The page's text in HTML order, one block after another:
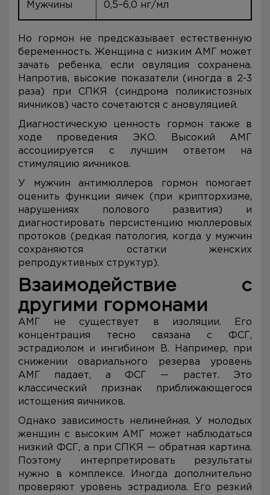
Мужчины 0,5–6,0 нг/мл
Но гормон не предсказывает естественную
беременность. Женщина с низким АМГ может
зачать ребенка, если овуляция сохранена.
Напротив, высокие показатели (иногда в 2-3
раза) при СПКЯ (синдрома поликистозных
яичников) часто сочетаются с ановуляцией.
Диагностическую ценность гормон также в
ходе проведения ЭКО. Высокий АМГ
ассоциируется с лучшим ответом на
стимуляцию яичников.
У мужчин антимюллеров гормон помогает
оценить функции яичек (при крипторхизме,
нарушениях полового развития) и
диагностировать персистенцию мюллеровых
протоков (редкая патология, когда у мужчин
сохраняются остатки женских
репродуктивных структур).
Взаимодействие с
другими гормонами
АМГ не существует в изоляции. Его
концентрация тесно связана с ФСГ,
эстрадиолом и ингибином В. Например, при
снижении овариального резерва уровень
АМГ падает, а ФСГ — растет. Это
классический признак приближающегося
истощения яичников.
Однако зависимость нелинейная. У молодых
женщин с высоким АМГ может наблюдаться
низкий ФСГ, а при СПКЯ — обратная картина.
Поэтому интерпретировать результаты
нужно в комплексе. Иногда дополнительно
проверяют уровень эстрадиола. Его резкий